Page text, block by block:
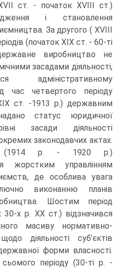
ст. - початок XVIII ст.)
і становлення
За другого ( XVIII
(початок XIX ст. - 60-ті
виробництво не
засадами діяльності,
адміністративному
час четвертого періоду
ст. -1913 р.) державним
статус юридичної
засади діяльності
законодавчих актах.
(1914 р. - 1920 р.)
жорстким управлінням
де особлива увага
виконанню планів
Шостим період
х р. XX ст.) відзначився
масиву нормативно-
діяльності суб’єктів
форми власності.
періоду (30-ті р. -